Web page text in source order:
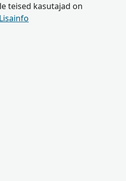
teised kasutajad on
Lisainfo